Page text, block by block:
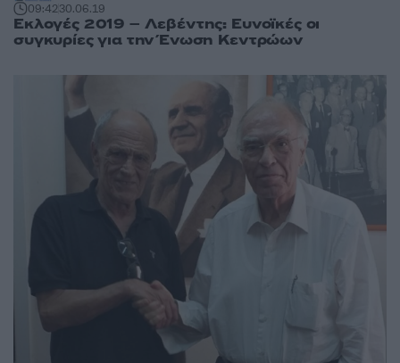
09:4230.06.19
Εκλογές 2019 – Λεβέντης: Ευνοϊκές οι
συγκυρίες για την Ένωση Κεντρώων